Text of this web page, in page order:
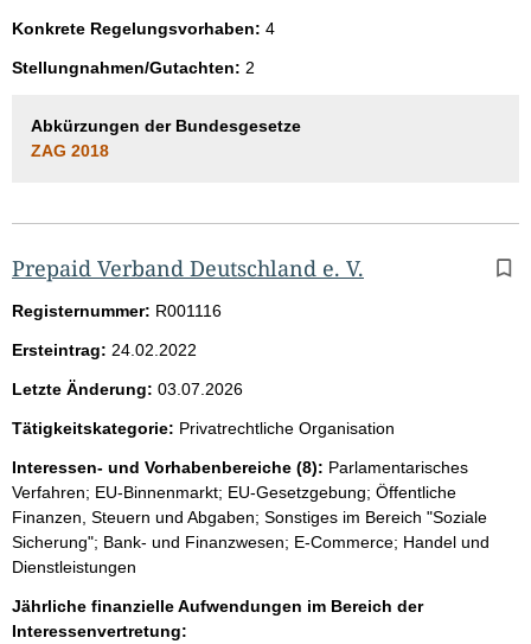
Konkrete Regelungsvorhaben: 4
Stellungnahmen/Gutachten: 2
Abkürzungen der Bundesgesetze
ZAG 2018
Prepaid Verband Deutschland e. V.
Registernummer: R001116
Ersteintrag: 24.02.2022
Letzte Änderung: 03.07.2026
Tätigkeitskategorie: Privatrechtliche Organisation
Interessen- und Vorhabenbereiche (8): Parlamentarisches
Verfahren; EU-Binnenmarkt; EU-Gesetzgebung; Öffentliche
Finanzen, Steuern und Abgaben; Sonstiges im Bereich "Soziale
Sicherung"; Bank- und Finanzwesen; E-Commerce; Handel und
Dienstleistungen
Jährliche finanzielle Aufwendungen im Bereich der
Interessenvertretung: